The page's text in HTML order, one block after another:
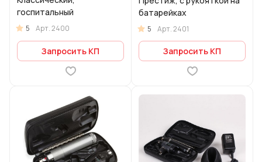
госпитальный
5 Арт.2400
Запросить КП
батарейках
5 Арт.2401
Запросить КП